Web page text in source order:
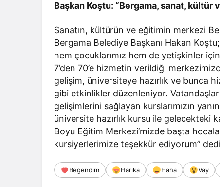
Başkan Koştu: “Bergama, sanat, kültür
Sanatın, kültürün ve eğitimin merkezi
Bergama Belediye Başkanı Hakan
hem çocuklarımız hem de yetişkinler
7’den 70’e hizmetin verildiği
gelişim, üniversiteye hazırlık ve bunca
gibi etkinlikler düzenleniyor.
gelişimlerini sağlayan kurslarımızın
üniversite hazırlık kursu ile gelecekteki
Boyu Eğitim Merkezi’mizde başta
kursiyerlerimize teşekkür ediyorum”
Beğendim Harika Haha Vay